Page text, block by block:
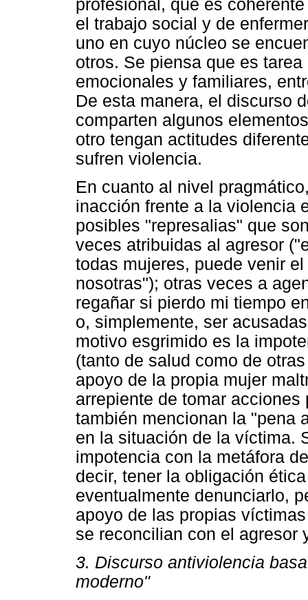
profesional, que es
el trabajo social y de
uno en cuyo núcleo se
otros. Se piensa que es
emocionales y familiares,
De esta manera, el discurso
comparten algunos
otro tengan actitudes
sufren violencia.
En cuanto al nivel
inacción frente a la violencia
posibles "represalias" que
veces atribuidas al agresor
todas mujeres, puede venir
nosotras"); otras veces a
regañar si pierdo mi tiempo
o, simplemente, ser
motivo esgrimido es la
(tanto de salud como de
apoyo de la propia mujer
arrepiente de tomar
también mencionan la "pena
en la situación de la víctima.
impotencia con la metáfora
decir, tener la obligación
eventualmente denunciarlo,
apoyo de las propias
se reconcilian con el agresor
3. Discurso antiviolencia
moderno"